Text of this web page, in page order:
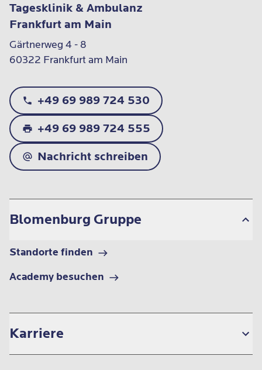
Tagesklinik & Ambulanz
Frankfurt am Main
Gärtnerweg 4 - 8
60322 Frankfurt am Main
+49 69 989 724 530
+49 69 989 724 555
Nachricht schreiben
Blomenburg Gruppe
Standorte finden
Academy besuchen
Karriere